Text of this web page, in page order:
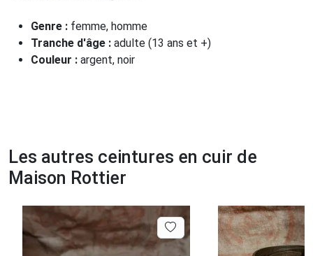
Genre : femme, homme
Tranche d'âge : adulte (13 ans et +)
Couleur : argent, noir
Les autres ceintures en cuir de
Maison Rottier